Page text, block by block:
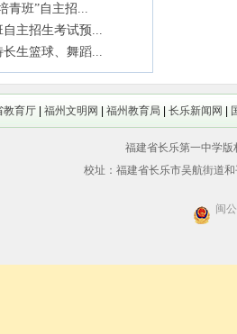
青班”自主招...
自主招生考试预...
长生篮球、舞蹈...
教育厅 福州文明网 福州教育局 长乐新闻网
福建省长乐第一中学
校址：福建省长乐市吴航街道
闽